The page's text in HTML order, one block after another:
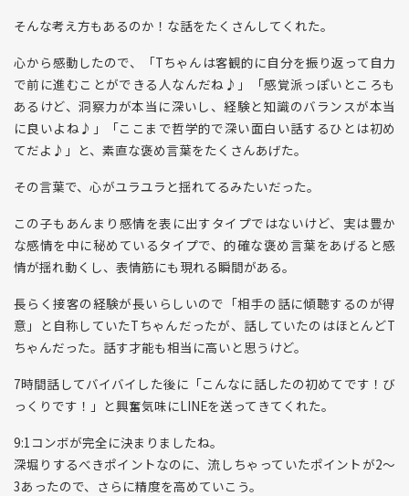
そんな考え方もあるのか！な話をたくさんしてくれた。
心から感動したので、「Tちゃんは客観的に自分を振り返って自力
で前に進むことができる人なんだね♪」「感覚派っぽいところも
あるけど、洞察力が本当に深いし、経験と知識のバランスが本当
に良いよね♪」「ここまで哲学的で深い面白い話するひとは初め
てだよ♪」と、素直な褒め言葉をたくさんあげた。
その言葉で、心がユラユラと揺れてるみたいだった。
この子もあんまり感情を表に出すタイプではないけど、実は豊か
な感情を中に秘めているタイプで、的確な褒め言葉をあげると感
情が揺れ動くし、表情筋にも現れる瞬間がある。
長らく接客の経験が長いらしいので「相手の話に傾聴するのが得
意」と自称していたTちゃんだったが、話していたのはほとんどT
ちゃんだった。話す才能も相当に高いと思うけど。
7時間話してバイバイした後に「こんなに話したの初めてです！び
っくりです！」と興奮気味にLINEを送ってきてくれた。
9:1コンボが完全に決まりましたね。
深堀りするべきポイントなのに、流しちゃっていたポイントが2〜
3あったので、さらに精度を高めていこう。